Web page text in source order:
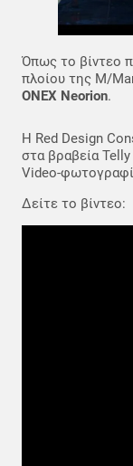
Όπως το βίντεο
πλοίου της Μ/
ONEX Neorion.
Η Red Design
στα βραβεία
Video-
Δείτε το βίντεο: